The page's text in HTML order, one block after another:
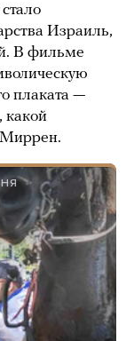
Израиль,
В фильме
плаката —
какой
Миррен.